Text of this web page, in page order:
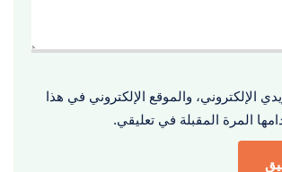
الإلكتروني، والموقع الإلكتروني في هذا
المرة المقبلة في تعليقي.